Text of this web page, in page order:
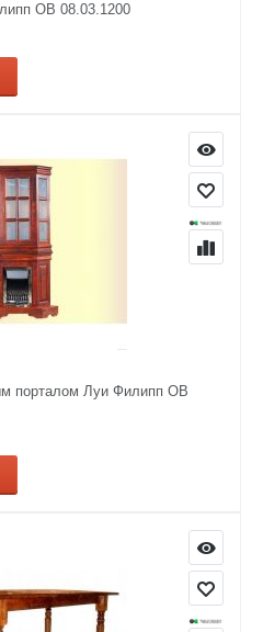
ОВ 08.03.1200
порталом Луи Филипп ОВ